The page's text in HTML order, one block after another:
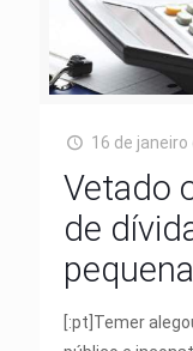
16 de janeiro
Vetado
de
[:pt]Temer